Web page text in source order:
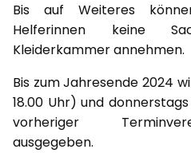
Bis auf Weiteres
Helferinnen keine
Kleiderkammer annehmen.
Bis zum Jahresende 2024
18.00 Uhr) und
vorheriger
ausgegeben.